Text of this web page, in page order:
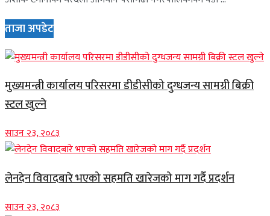
ताजा अपडेट
मुख्यमन्त्री कार्यालय परिसरमा डीडीसीको दुग्धजन्य सामग्री बिक्री
स्टल खुल्ने
साउन २३, २०८३
लेनदेन विवादबारे भएको सहमति खारेजको माग गर्दै प्रदर्शन
साउन २३, २०८३